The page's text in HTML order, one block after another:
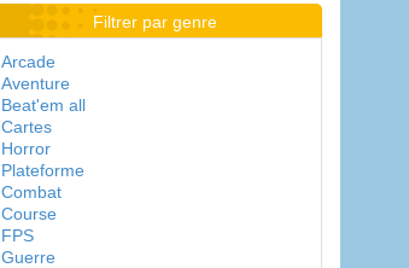
Filtrer par genre
Arcade
Aventure
Beat'em all
Cartes
Horror
Plateforme
Combat
Course
FPS
Guerre